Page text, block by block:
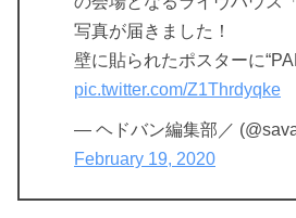
写真が届きました！
壁に貼られたポスターに
pic.twitter.com/Z1Thrdyqke
— ヘドバン編集部／
February 19, 2020